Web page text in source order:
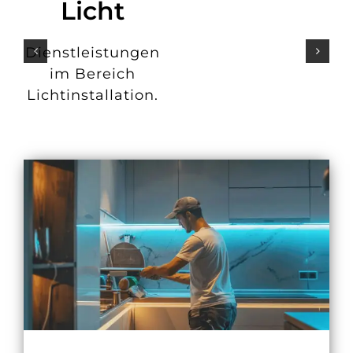
Licht
Dienstleistungen
im Bereich
Lichtinstallation.